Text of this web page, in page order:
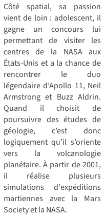
Côté spatial, sa passion
vient de loin : adolescent, il
gagne un concours lui
permettant de visiter les
centres de la NASA aux
États-Unis et a la chance de
rencontrer le duo
légendaire d’Apollo 11, Neil
Armstrong et Buzz Aldrin.
Quand il choisit de
poursuivre des études de
géologie, c’est donc
logiquement qu’il s’oriente
vers la volcanologie
planétaire. À partir de 2001,
il réalise plusieurs
simulations d'expéditions
martiennes avec la Mars
Society et la NASA.